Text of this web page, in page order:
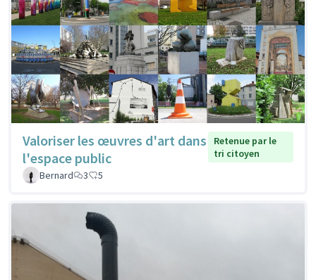
Valoriser les œuvres d'art dans
l'espace public
Retenue par le
tri citoyen
Bernard
3 5